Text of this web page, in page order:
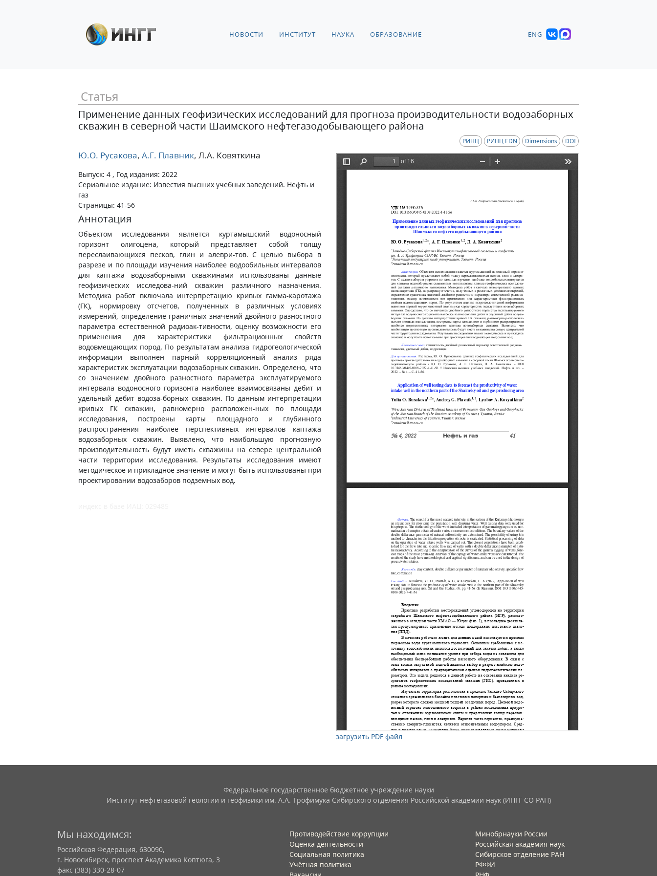
НОВОСТИ ИНСТИТУТ НАУКА ОБРАЗОВАНИЕ ENG
Статья
Применение данных геофизических исследований для прогноза производительности водозаборных
скважин в северной части Шаимского нефтегазодобывающего района
РИНЦ РИНЦ EDN Dimensions DOI
Ю.О. Русакова, А.Г. Плавник, Л.А. Ковяткина
Выпуск: 4 , Год издания: 2022
Сериальное издание: Известия высших учебных заведений. Нефть и
газ
Страницы: 41-56
Аннотация
Объектом исследования является куртамышский водоносный
горизонт олигоцена, который представляет собой толщу
переслаивающихся песков, глин и алеври-тов. С целью выбора в
разрезе и по площади изучения наиболее водообильных интервалов
для каптажа водозаборными скважинами использованы данные
геофизических исследова-ний скважин различного назначения.
Методика работ включала интерпретацию кривых гамма-каротажа
(ГК), нормировку отсчетов, полученных в различных условиях
измерений, определение граничных значений двойного разностного
параметра естественной радиоак-тивности, оценку возможности его
применения для характеристики фильтрационных свойств
водовмещающих пород. По результатам анализа гидрогеологической
информации выполнен парный корреляционный анализ ряда
характеристик эксплуатации водозаборных скважин. Определено, что
со значением двойного разностного параметра эксплуатируемого
интервала водоносного горизонта наиболее взаимосвязаны дебит и
удельный дебит водоза-борных скважин. По данным интерпретации
кривых ГК скважин, равномерно расположен-ных по площади
исследования, построены карты площадного и глубинного
распространения наиболее перспективных интервалов каптажа
водозаборных скважин. Выявлено, что наибольшую прогнозную
производительность будут иметь скважины на севере центральной
части территории исследования. Результаты исследования имеют
методическое и прикладное значение и могут быть использованы при
проектировании водозаборов подземных вод.
загрузить PDF файл
Федеральное государственное бюджетное учреждение науки
Институт нефтегазовой геологии и геофизики им. А.А. Трофимука Сибирского отделения Российской академии наук (ИНГГ СО РАН)
Мы находимся:
Российская Федерация, 630090,
г. Новосибирск, проспект Академика Коптюга, 3
факс (383) 330-28-07
Противодействие коррупции
Оценка деятельности
Социальная политика
Учётная политика​
Минобрнауки России
Российская академия наук
Сибирское отделение РАН
РФФИ